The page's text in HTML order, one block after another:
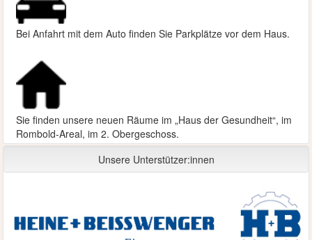
Bei Anfahrt mit dem Auto finden Sie Parkplätze vor dem Haus.
Sie finden unsere neuen Räume im „Haus der Gesundheit“, im
Rombold-Areal, im 2. Obergeschoss.
Unsere Unterstützer:innen